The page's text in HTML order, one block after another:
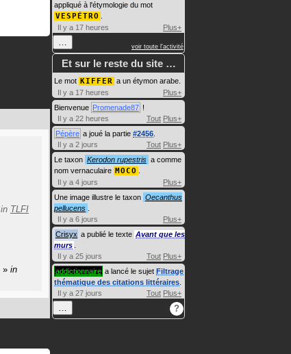
in TLFI
» in
appliqué à l'étymologie du mot
VESPÉTRO
Il y a 17 heures
Plus+
… voir toute l'activité
Et sur le reste du site …
Le mot KIFFER a un étymon arabe.
Il y a 17 heures
Plus+
Bienvenue Promenade87 !
Il y a 22 heures
Tout Plus+
Pépère a joué la partie #2456
Il y a 2 jours
Tout Plus+
Le taxon Kerodon rupestris a comme
nom vernaculaire MOCO
Il y a 4 jours
Plus+
Une image illustre le taxon Oecanthus
pellucens
Il y a 6 jours
Plus+
Crisyx a publié le texte Avant que les
murs
Il y a 25 jours
Tout Plus+
addictionnaire a lancé le sujet Filtrage
thématique des citations littéraires
Il y a 27 jours
Tout Plus+
… ?